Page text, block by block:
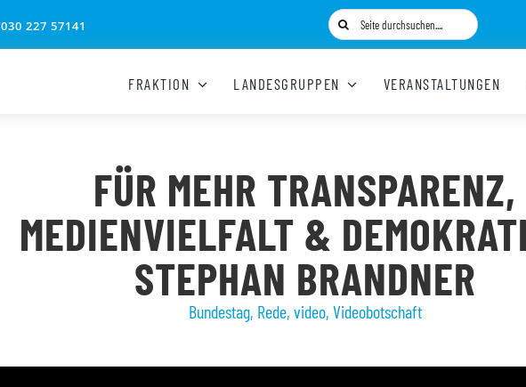
030 227 57141
Suche
nach:
FRAKTION LANDESGRUPPEN VERANSTALTUNGEN
FÜR MEHR TRANSPARENZ,
MEDIENVIELFALT &
STEPHAN BRANDNER
Bundestag, Rede, video, Videobotschaft